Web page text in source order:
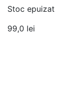
Stoc epuizat
99,0 lei